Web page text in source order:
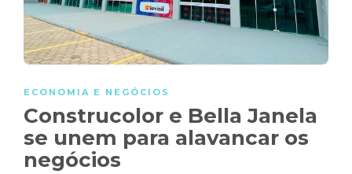
ECONOMIA E NEGÓCIOS
Construcolor e Bella Janela
se unem para alavancar os
negócios